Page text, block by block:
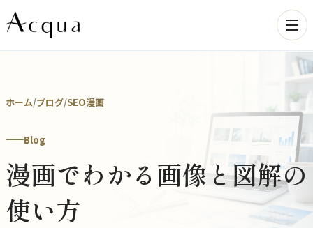
ホーム/ブログ/SEO漫画
Blog
漫画でわかる画像と図解の
使い方